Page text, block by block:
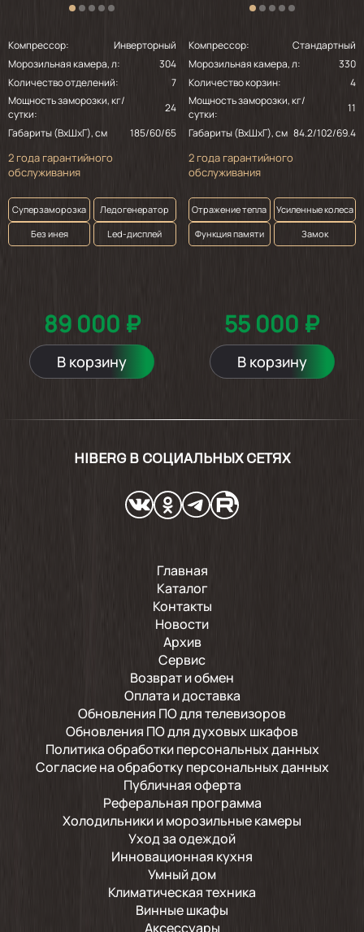
Компрессор:
Инверторный
Морозильная камера, л:
304
Количество отделений:
7
Мощность заморозки, кг/
сутки:
24
Габариты (ВхШхГ), см
185/60/65
2 года гарантийного
обслуживания
Суперзаморозка
Ледогенератор
Без инея
Led-дисплей
89 000 ₽
В корзину
Компрессор:
Стандартный
Морозильная камера, л:
330
Количество корзин:
4
Мощность заморозки, кг/
сутки:
11
Габариты (ВхШхГ), см 84.2/102/69.4
2 года гарантийного
обслуживания
Отражение тепла
Усиленные колеса
Функция памяти
Замок
55 000 ₽
В корзину
HIBERG В СОЦИАЛЬНЫХ СЕТЯХ
Главная
Каталог
Контакты
Новости
Архив
Сервис
Возврат и обмен
Оплата и доставка
Обновления ПО для телевизоров
Обновления ПО для духовых шкафов
Политика обработки персональных данных
Согласие на обработку персональных данных
Публичная оферта
Реферальная программа
Холодильники и морозильные камеры
Уход за одеждой
Инновационная кухня
Умный дом
Климатическая техника
Винные шкафы
Аксессуары